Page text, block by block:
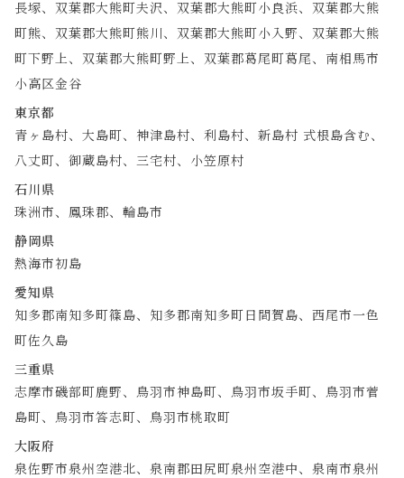
長塚、双葉郡大熊町夫沢、双葉郡大熊町小良浜、双葉郡大熊
町熊、双葉郡大熊町熊川、双葉郡大熊町小入野、双葉郡大熊
町下野上、双葉郡大熊町野上、双葉郡葛尾町葛尾、南相馬市
小高区金谷
東京都
青ヶ島村、大島町、神津島村、利島村、新島村 式根島含む、
八丈町、御蔵島村、三宅村、小笠原村
石川県
珠洲市、鳳珠郡、輪島市
静岡県
熱海市初島
愛知県
知多郡南知多町篠島、知多郡南知多町日間賀島、西尾市一色
町佐久島
三重県
志摩市磯部町鹿野、鳥羽市神島町、鳥羽市坂手町、鳥羽市菅
島町、鳥羽市答志町、鳥羽市桃取町
大阪府
泉佐野市泉州空港北、泉南郡田尻町泉州空港中、泉南市泉州